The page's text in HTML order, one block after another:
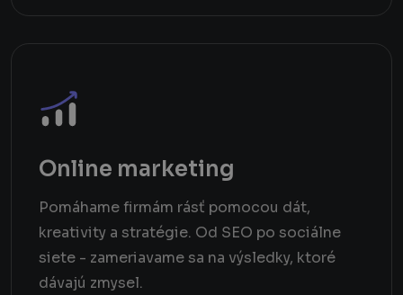
Online marketing
Pomáhame firmám rásť pomocou dát,
kreativity a stratégie. Od SEO po sociálne
siete - zameriavame sa na výsledky, ktoré
dávajú zmysel.